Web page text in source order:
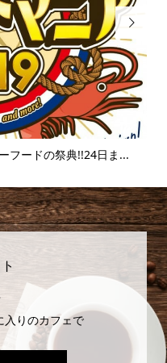
販売延長を繰り返すその

りのカフェで